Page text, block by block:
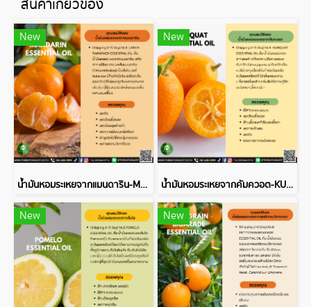
สินค้าเกี่ยวข้อง
New
น้ำมันหอมระเหยจากแมนดาริน-MANDARIN ESSENTIAL OIL
New
น้ำมันหอมระเหยจากคัมควอต-KUMQUAT ESSENTIAL OIL
New New